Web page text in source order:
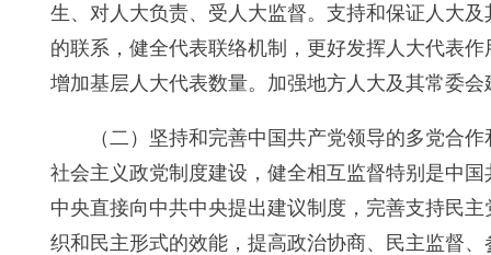
生、对人大负责、受人大监督。支持和保证人大
的联系，健全代表联络机制，更好发挥人大代表
增加基层人大代表数量。加强地方人大及其常委会
（二）坚持和完善中国共产党领导的多党合
社会主义政党制度建设，健全相互监督特别是中
中央直接向中共中央提出建议制度，完善支持民
织和民主形式的效能，提高政治协商、民主监督